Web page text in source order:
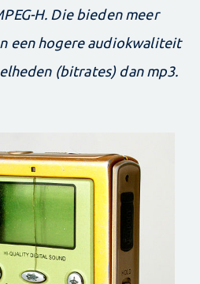
H. Die bieden meer
een hogere audiokwaliteit
(bitrates) dan mp3.